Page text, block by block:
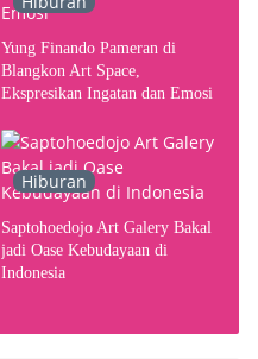
Yung Finando Pameran di
Blangkon Art Space,
Ekspresikan Ingatan dan Emosi
Hiburan
Saptohoedojo Art Galery Bakal
jadi Oase Kebudayaan di
Indonesia